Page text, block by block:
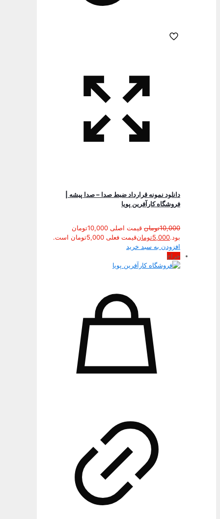
دانلود نمونه قرارداد ضبط صدا – صدا پیشه |
فروشگاه کارآفرین پویا
10,000تومان
قیمت اصلی 10,000تومان
بود.5,000تومانقیمت فعلی 5,000تومان است.
افزودن به سبد خرید
حراج